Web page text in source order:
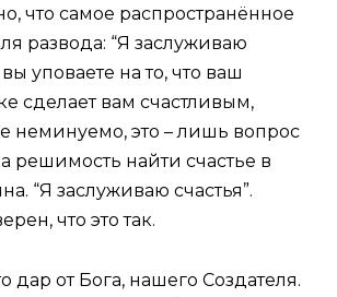
что самое распространённое
развода: “Я заслуживаю
уповаете на то, что ваш
сделает вам счастливым,
неминуемо, это – лишь вопрос
решимость найти счастье в
“Я заслуживаю счастья”.
что это так.
дар от Бога, нашего Создателя.